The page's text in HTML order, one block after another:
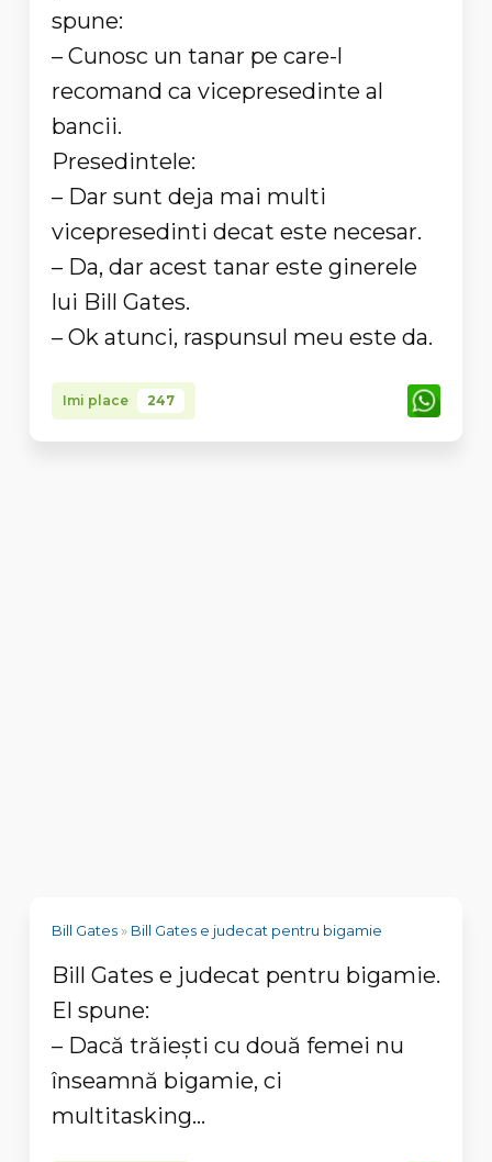
spune:
– Cunosc un tanar pe care-l
recomand ca vicepresedinte al
bancii.
Presedintele:
– Dar sunt deja mai multi
vicepresedinti decat este necesar.
– Da, dar acest tanar este ginerele
lui Bill Gates.
– Ok atunci, raspunsul meu este da.
Imi place 247
Bill Gates» Bill Gates e judecat pentru bigamie
Bill Gates e judecat pentru bigamie.
El spune:
– Dacă trăieşti cu două femei nu
înseamnă bigamie, ci
multitasking...